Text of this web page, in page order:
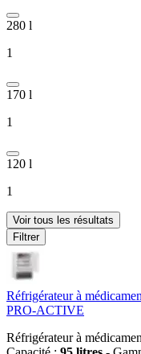
280 l
1
170 l
1
120 l
1
Voir tous les résultats
Filtrer
Réfrigérateur à
PRO-ACTIVE
Réfrigérateur à